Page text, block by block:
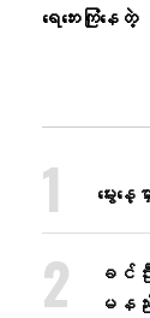
ရေဘေးကြုံန
မွေး
ခင်ဦ
မနည်း